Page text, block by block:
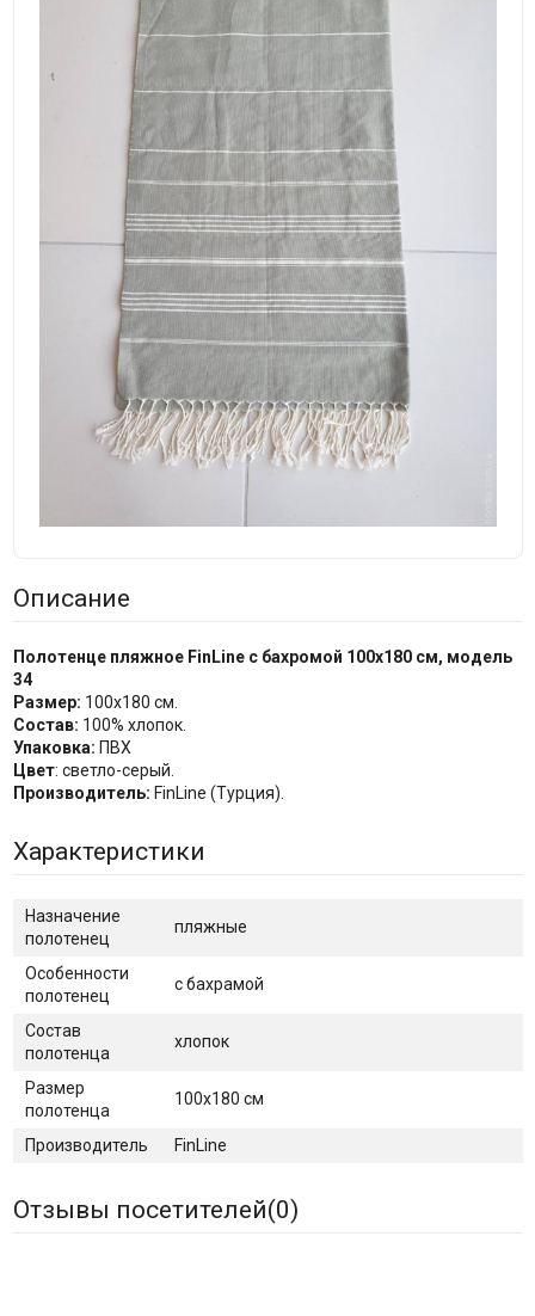
Описание
Полотенце пляжное FinLine с бахромой 100x180 см, модель
34
Размер: 100х180 см.
Состав: 100% хлопок.
Упаковка: ПВХ
Цвет: светло-серый.
Производитель: FinLine (Турция).
Характеристики
Назначение
полотенец
пляжные
Особенности
полотенец
с бахрамой
Состав
полотенца
хлопок
Размер
полотенца
100х180 см
Производитель FinLine
Отзывы посетителей(0)